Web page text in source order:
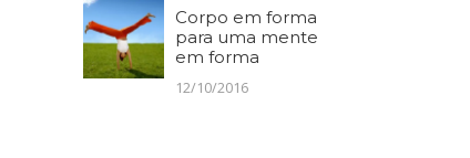
Corpo em forma
para uma mente
em forma
12/10/2016